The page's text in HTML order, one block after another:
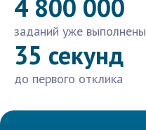
4 800 000
заданий уже выполнены
35 секунд
до первого отклика